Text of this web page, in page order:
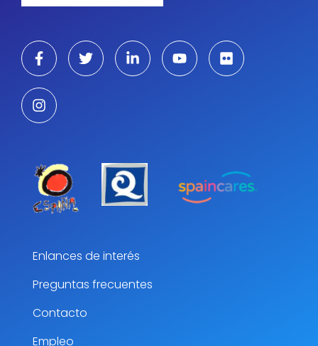
Enlances de interés
Preguntas frecuentes
Contacto
Empleo